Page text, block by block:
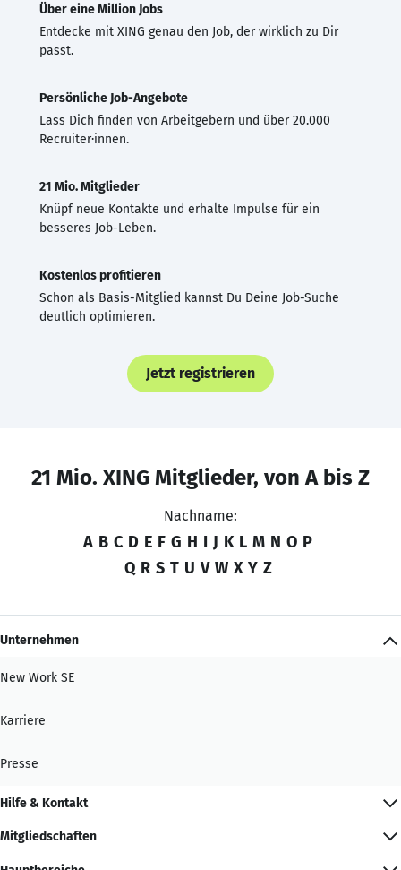
Über eine Million Jobs
Entdecke mit XING genau den Job, der wirklich zu Dir
passt.
Persönliche Job-Angebote
Lass Dich finden von Arbeitgebern und über 20.000
Recruiter·innen.
21 Mio. Mitglieder
Knüpf neue Kontakte und erhalte Impulse für ein
besseres Job-Leben.
Kostenlos profitieren
Schon als Basis-Mitglied kannst Du Deine Job-Suche
deutlich optimieren.
Jetzt registrieren
21 Mio. XING Mitglieder, von A bis Z
Nachname:
A B C D E F G H I J K L M N O P
Q R S T U V W X Y Z
Unternehmen
New Work SE
Karriere
Presse
Hilfe & Kontakt
Mitgliedschaften